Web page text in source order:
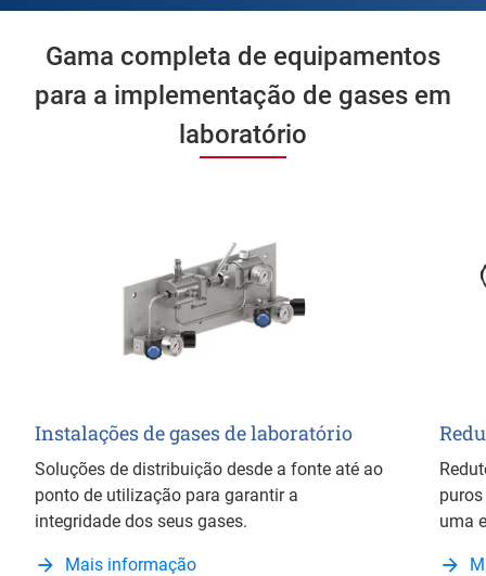
Gama completa de equipamentos
para a implementação de gases em
laboratório
Instalações de gases de laboratório
Soluções de distribuição desde a fonte até ao
ponto de utilização para garantir a
integridade dos seus gases.
Mais informação
uma